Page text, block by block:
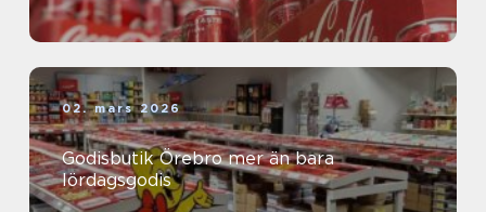
02. mars 2026
Godisbutik Örebro mer än bara
lördagsgodis